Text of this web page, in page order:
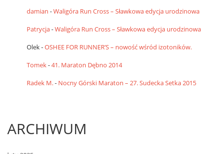
damian -Waligóra Run Cross – Sławkowa edycja urodzinowa
Patrycja-Waligóra Run Cross – Sławkowa edycja urodzinowa
Olek-OSHEE FOR RUNNER’S – nowość wśród izotoników.
Tomek-41. Maraton Dębno 2014
Radek M.- Nocny Górski Maraton – 27. Sudecka Setka 2015
ARCHIWUM